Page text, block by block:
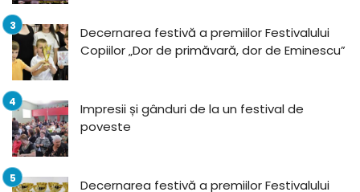
Decernarea festivă a premiilor Festivalului
Copiilor „Dor de primăvară, dor de Eminescu”
Impresii și gânduri de la un festival de
poveste
Decernarea festivă a premiilor Festivalului